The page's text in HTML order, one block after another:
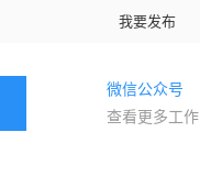
我要发布
微信公众号
查看更多工作